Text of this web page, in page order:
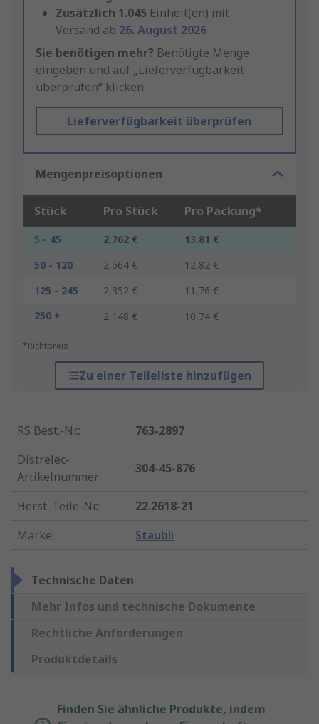
Zusätzlich 1.045 Einheit(en) mit
Versand ab 26. August 2026
Sie benötigen mehr? Benötigte Menge
eingeben und auf „Lieferverfügbarkeit
überprüfen“ klicken.
Lieferverfügbarkeit überprüfen
Mengenpreisoptionen
Stück Pro Stück Pro Packung*
5 - 45 2,762 €
13,81 €
50 - 120
2,564 €
12,82 €
125 - 245
2,352 €
11,76 €
250 +
2,148 € 10,74 €
*Richtpreis
Zu einer Teileliste hinzufügen
RS Best.-Nr.:
763-2897
Distrelec-
Artikelnummer:
304-45-876
Herst. Teile-Nr.:
22.2618-21
Marke: Staubli
Technische Daten
Mehr Infos und technische Dokumente
Rechtliche Anforderungen
Produktdetails
Finden Sie ähnliche Produkte, indem